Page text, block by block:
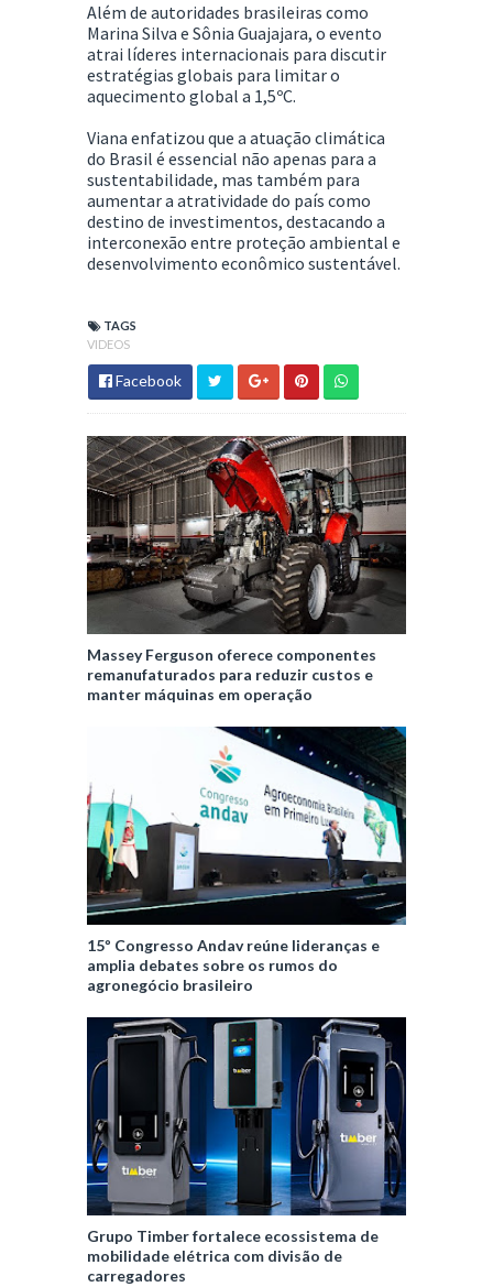
Além de autoridades brasileiras como
Marina Silva e Sônia Guajajara, o evento
atrai líderes internacionais para discutir
estratégias globais para limitar o
aquecimento global a 1,5ºC.
Viana enfatizou que a atuação climática
do Brasil é essencial não apenas para a
sustentabilidade, mas também para
aumentar a atratividade do país como
destino de investimentos, destacando a
interconexão entre proteção ambiental e
desenvolvimento econômico sustentável​.
TAGS
VIDEOS
Facebook
Massey Ferguson oferece componentes
remanufaturados para reduzir custos e
manter máquinas em operação
15º Congresso Andav reúne lideranças e
amplia debates sobre os rumos do
agronegócio brasileiro
Grupo Timber fortalece ecossistema de
mobilidade elétrica com divisão de
carregadores